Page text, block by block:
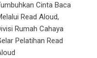
Cinta Baca
Read Aloud,
Rumah Cahaya
Pelatihan Read